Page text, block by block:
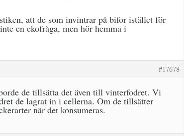
att de som invintrar på bifor istället för
en ekofråga, men hör hemma i
#17678
de tillsätta det även till vinterfodret. Vi
de lagrat in i cellerna. Om de tillsätter
när det konsumeras.